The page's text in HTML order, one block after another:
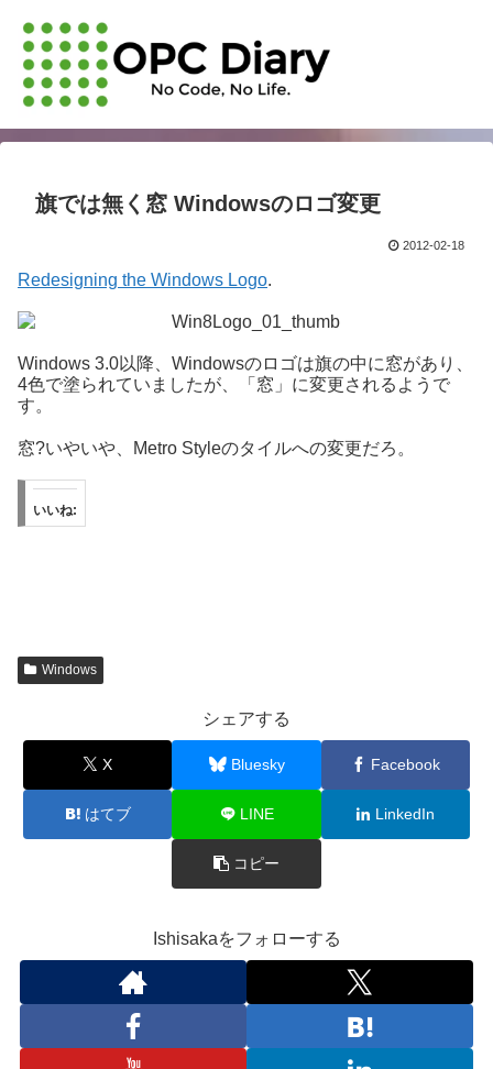
旗では無く窓 Windowsのロゴ変更
2012-02-18
Redesigning the Windows Logo.
Windows 3.0以降、Windowsのロゴは旗の中に窓があり、
4色で塗られていましたが、「窓」に変更されるようで
す。
窓?いやいや、Metro Styleのタイルへの変更だろ。
いいね:
Windows
シェアする
X Bluesky Facebook
はてブ LINE LinkedIn
コピー
Ishisakaをフォローする